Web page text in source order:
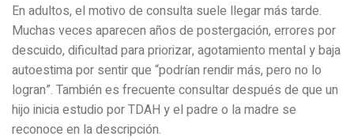
En adultos, el motivo de consulta suele llegar más tarde.
Muchas veces aparecen años de postergación, errores por
descuido, dificultad para priorizar, agotamiento mental y baja
autoestima por sentir que “podrían rendir más, pero no lo
logran”. También es frecuente consultar después de que un
hijo inicia estudio por TDAH y el padre o la madre se
reconoce en la descripción.